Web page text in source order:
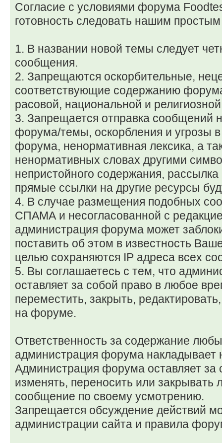
Согласие с условиями форума
готовность следовать нашим
1. В названии новой темы следует
сообщения.
2. Запрещаются оскорбительные,
соответствующие содержанию
расовой, национальной и
3. Запрещается отправка сообщений
форума/темы, оскорбления и угрозы
форума, ненормативная лексика, а
ненормативных словах другими
непристойного содержания,
прямые ссылки на другие ресурсы
4. В случае размещения подобных
СПАМА и несогласованной с
администрация форума может
поставить об этом в известность
целью сохраняются IP адреса всех
5. Вы соглашаетесь с тем, что
оставляет за собой право в любое
переместить, закрыть,
на форуме.
Ответственность за содержание
администрация форума накладывает
Администрация форума оставляет за
изменять, переносить или
сообщение по своему усмотрению.
Запрещается обсуждение действий
администрации сайта и правила